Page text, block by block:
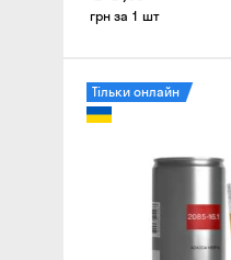
грн за 1 шт
Тільки онлайн